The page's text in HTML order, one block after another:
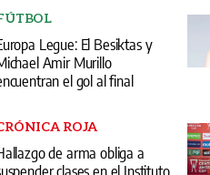
Legue: El Besiktas y
Amir Murillo
el gol al final
ROJA
de arma obliga a
clases en el Instituto